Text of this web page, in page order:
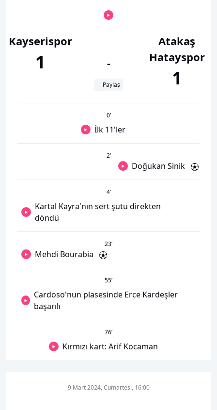
Kayserispor
1 -
Paylaş
Atakaş
Hatayspor
1
0’
İlk 11'ler
2’
Doğukan Sinik
4’
Kartal Kayra'nın sert şutu direkten
döndü
23’
Mehdi Bourabia
55’
Cardoso'nun plasesinde Erce Kardeşler
başarılı
76’
Kırmızı kart: Arif Kocaman
9 Mart 2024, Cumartesi, 16:00